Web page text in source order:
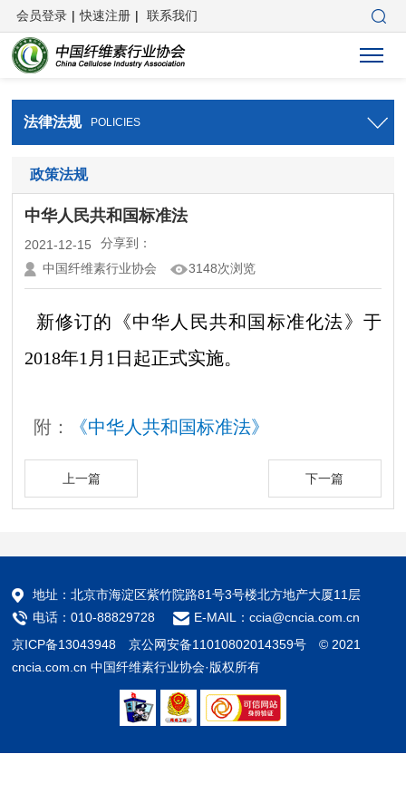
会员登录 | 快速注册 | 联系我们
法律法规 POLICIES
政策法规
中华人民共和国标准法
2021-12-15
分享到：
中国纤维素行业协会
3148次浏览
新修订的《中华人民共和国标准化法》于
2018年1月1日起正式实施。
附： 《中华人共和国标准法》
上一篇 下一篇
地址：北京市海淀区紫竹院路81号3号楼北方地产大厦11层
电话：010-88829728
E-MAIL：ccia@cncia.com.cn
京ICP备13043948 京公网安备11010802014359号 © 2021
cncia.com.cn 中国纤维素行业协会·版权所有